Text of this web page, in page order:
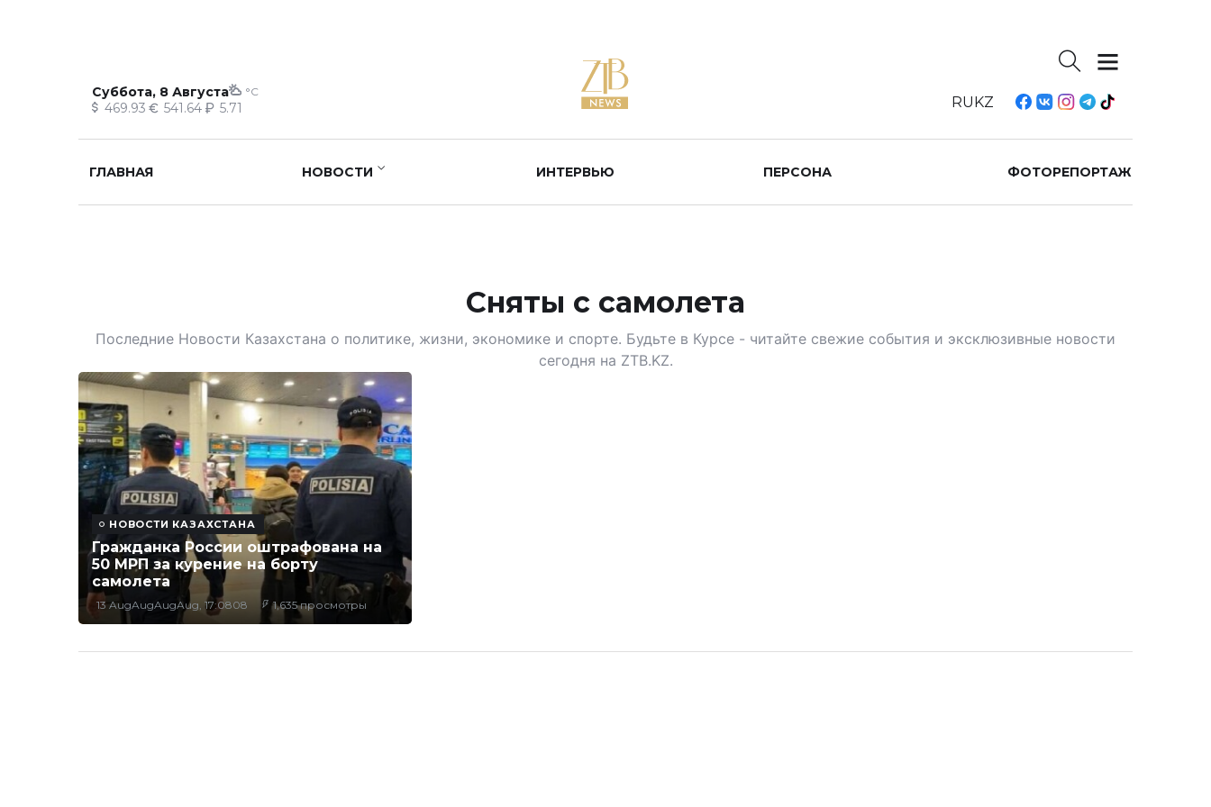
Суббота, 8 Августа °C
469.93 541.64 5.71 RUKZ
ГЛАВНАЯ НОВОСТИ ИНТЕРВЬЮ ПЕРСОНА ФОТОРЕПОРТАЖ
Сняты с самолета
Последние Новости Казахстана о политике, жизни, экономике и спорте. Будьте в Курсе - читайте свежие события и эксклюзивные новости
сегодня на ZTB.KZ.
НОВОСТИ КАЗАХСТАНА
Гражданка России оштрафована на
50 МРП за курение на борту
самолета
13 AugAugAugAug, 17:0808 1,635 просмотры